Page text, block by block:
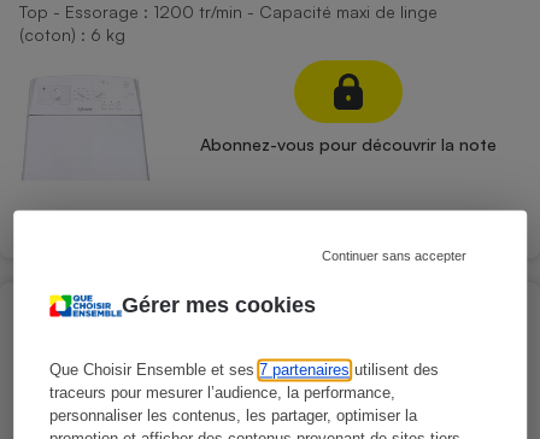
Gérer mes cookies
Que Choisir Ensemble et ses7 partenaires utilisent des
traceurs pour mesurer l’audience, la performance,
personnaliser les contenus, les partager, optimiser la
Continuer sans accepter
Top - Essorage : 1200 tr/min - Capacité maxi de linge
(coton) : 6 kg
Abonnez-vous pour découvrir la note
Indesit BTWPS6261FR
(coton) : 6 kg